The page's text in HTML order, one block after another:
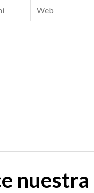
Web
nuestra